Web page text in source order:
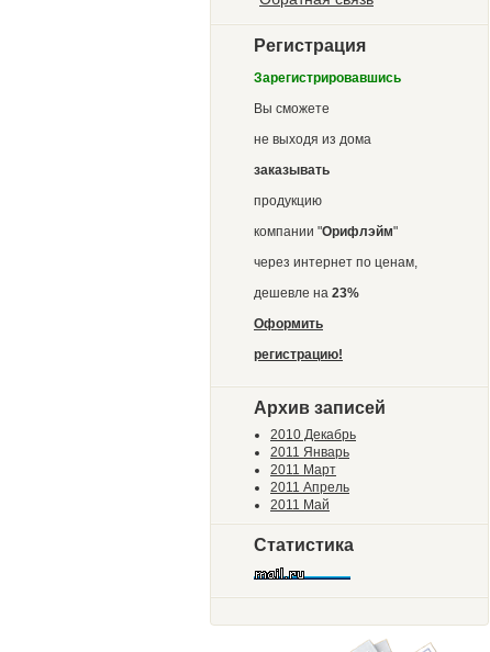
Регистрация
Зарегистрировавшись
Вы сможете
не выходя из дома
заказывать
продукцию
компании "Орифлэйм"
через интернет по ценам,
дешевле на 23%
Оформить
регистрацию!
Архив записей
2010 Декабрь
2011 Январь
2011 Март
2011 Апрель
2011 Май
Статистика